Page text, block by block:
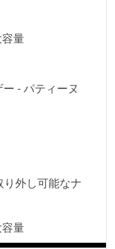
量
- パティーヌ
外し可能なナ
量